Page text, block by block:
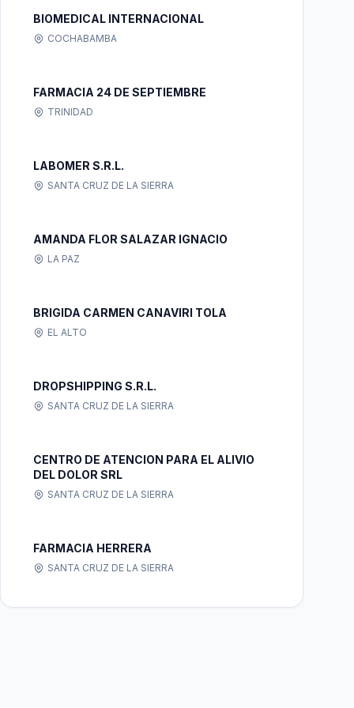
BIOMEDICAL INTERNACIONAL
COCHABAMBA
FARMACIA 24 DE SEPTIEMBRE
TRINIDAD
LABOMER S.R.L.
SANTA CRUZ DE LA SIERRA
AMANDA FLOR SALAZAR IGNACIO
LA PAZ
BRIGIDA CARMEN CANAVIRI TOLA
EL ALTO
DROPSHIPPING S.R.L.
SANTA CRUZ DE LA SIERRA
CENTRO DE ATENCION PARA EL ALIVIO
DEL DOLOR SRL
SANTA CRUZ DE LA SIERRA
FARMACIA HERRERA
SANTA CRUZ DE LA SIERRA